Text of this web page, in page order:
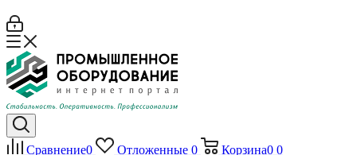
Сравнение0 Отложенные 0 Корзина0 0